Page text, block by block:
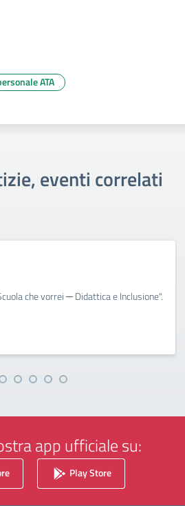
ATA
eventi correlati
che vorrei ─ Didattica e Inclusione".
app ufficiale su:
Play Store